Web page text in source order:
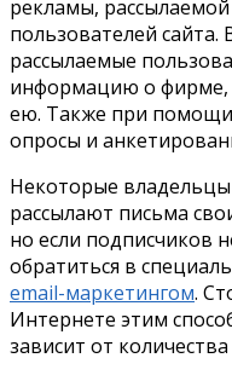
рекламы,
пользователей сайта.
рассылаемые
информацию о фирме,
ею. Также при помощи
опросы и
Некоторые
рассылают письма
но если подписчиков
обратиться в
email-маркетингом.
Интернете этим
зависит от